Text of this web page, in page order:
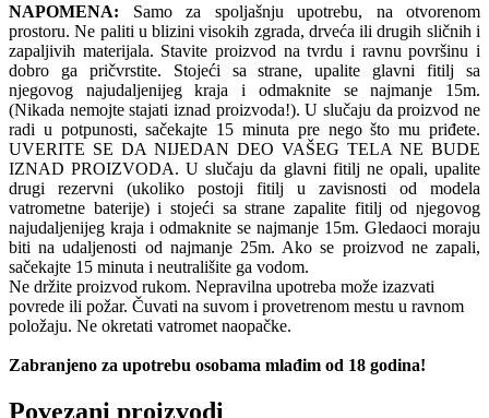
NAPOMENA: Samo za spoljašnju upotrebu, na otvorenom
prostoru. Ne paliti u blizini visokih zgrada, drveća ili drugih sličnih i
zapaljivih materijala. Stavite proizvod na tvrdu i ravnu površinu i
dobro ga pričvrstite. Stojeći sa strane, upalite glavni fitilj sa
njegovog najudaljenijeg kraja i odmaknite se najmanje 15m.
(Nikada nemojte stajati iznad proizvoda!). U slučaju da proizvod ne
radi u potpunosti, sačekajte 15 minuta pre nego što mu priđete.
UVERITE SE DA NIJEDAN DEO VAŠEG TELA NE BUDE
IZNAD PROIZVODA. U slučaju da glavni fitilj ne opali, upalite
drugi rezervni (ukoliko postoji fitilj u zavisnosti od modela
vatrometne baterije) i stojeći sa strane zapalite fitilj od njegovog
najudaljenijeg kraja i odmaknite se najmanje 15m. Gledaoci moraju
biti na udaljenosti od najmanje 25m. Ako se proizvod ne zapali,
sačekajte 15 minuta i neutrališite ga vodom.
Ne držite proizvod rukom. Nepravilna upotreba može izazvati
povrede ili požar. Čuvati na suvom i provetrenom mestu u ravnom
položaju. Ne okretati vatromet naopačke.
Zabranjeno za upotrebu osobama mlađim od 18 godina!
Povezani proizvodi